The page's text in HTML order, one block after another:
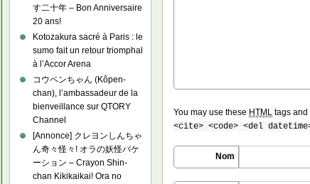
You may use these HTML tags
<cite> <code> <del
Nom
す二十年 – Bon Anniversaire
20 ans!
Kotozakura sacré à Paris : le
sumo fait un retour triomphal
à l’Accor Arena
コウペンちゃん (Kôpen-
chan), l’ambassadeur de la
bienveillance sur QTORY
Channel
[Annonce] クレヨンしんちゃ
ん奇々怪々! オラの妖怪バケ
ーション – Crayon Shin-
chan Kikikaikai! Ora no